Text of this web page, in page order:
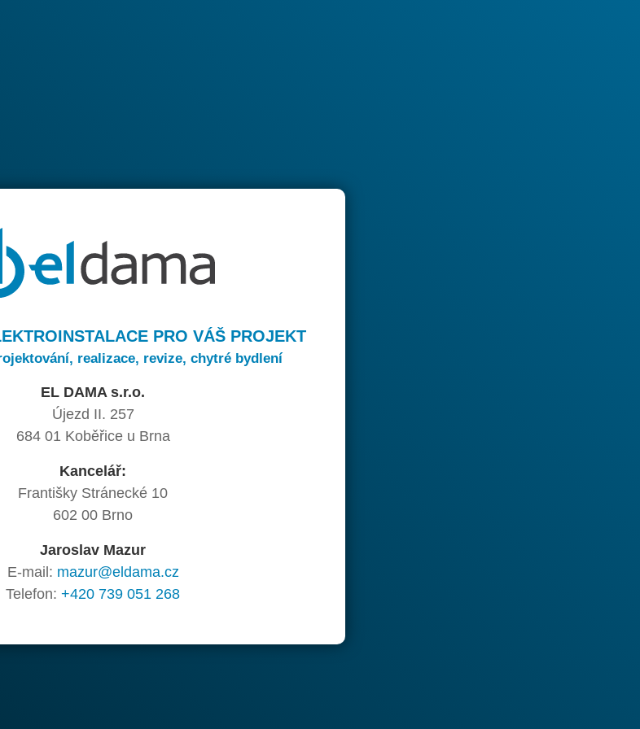
PRO VÁŠ PROJEKT
realizace, revize, chytré bydlení
EL DAMA s.r.o.
Újezd II. 257
684 01 Koběřice u Brna
Kancelář:
Františky Stránecké 10
602 00 Brno
Jaroslav Mazur
E-mail: mazur@eldama.cz
Telefon: +420 739 051 268